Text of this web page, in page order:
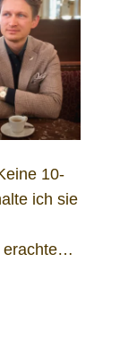
10-
ich sie
erachte…